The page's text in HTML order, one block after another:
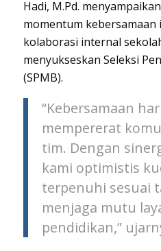
Hadi, M.Pd.
momentum
kolaborasi internal
menyukseskan Seleksi
(SPMB).
“Kebersamaan
mempererat
tim. Dengan
kami optimistis
terpenuhi sesuai
menjaga mutu
pendidikan,”